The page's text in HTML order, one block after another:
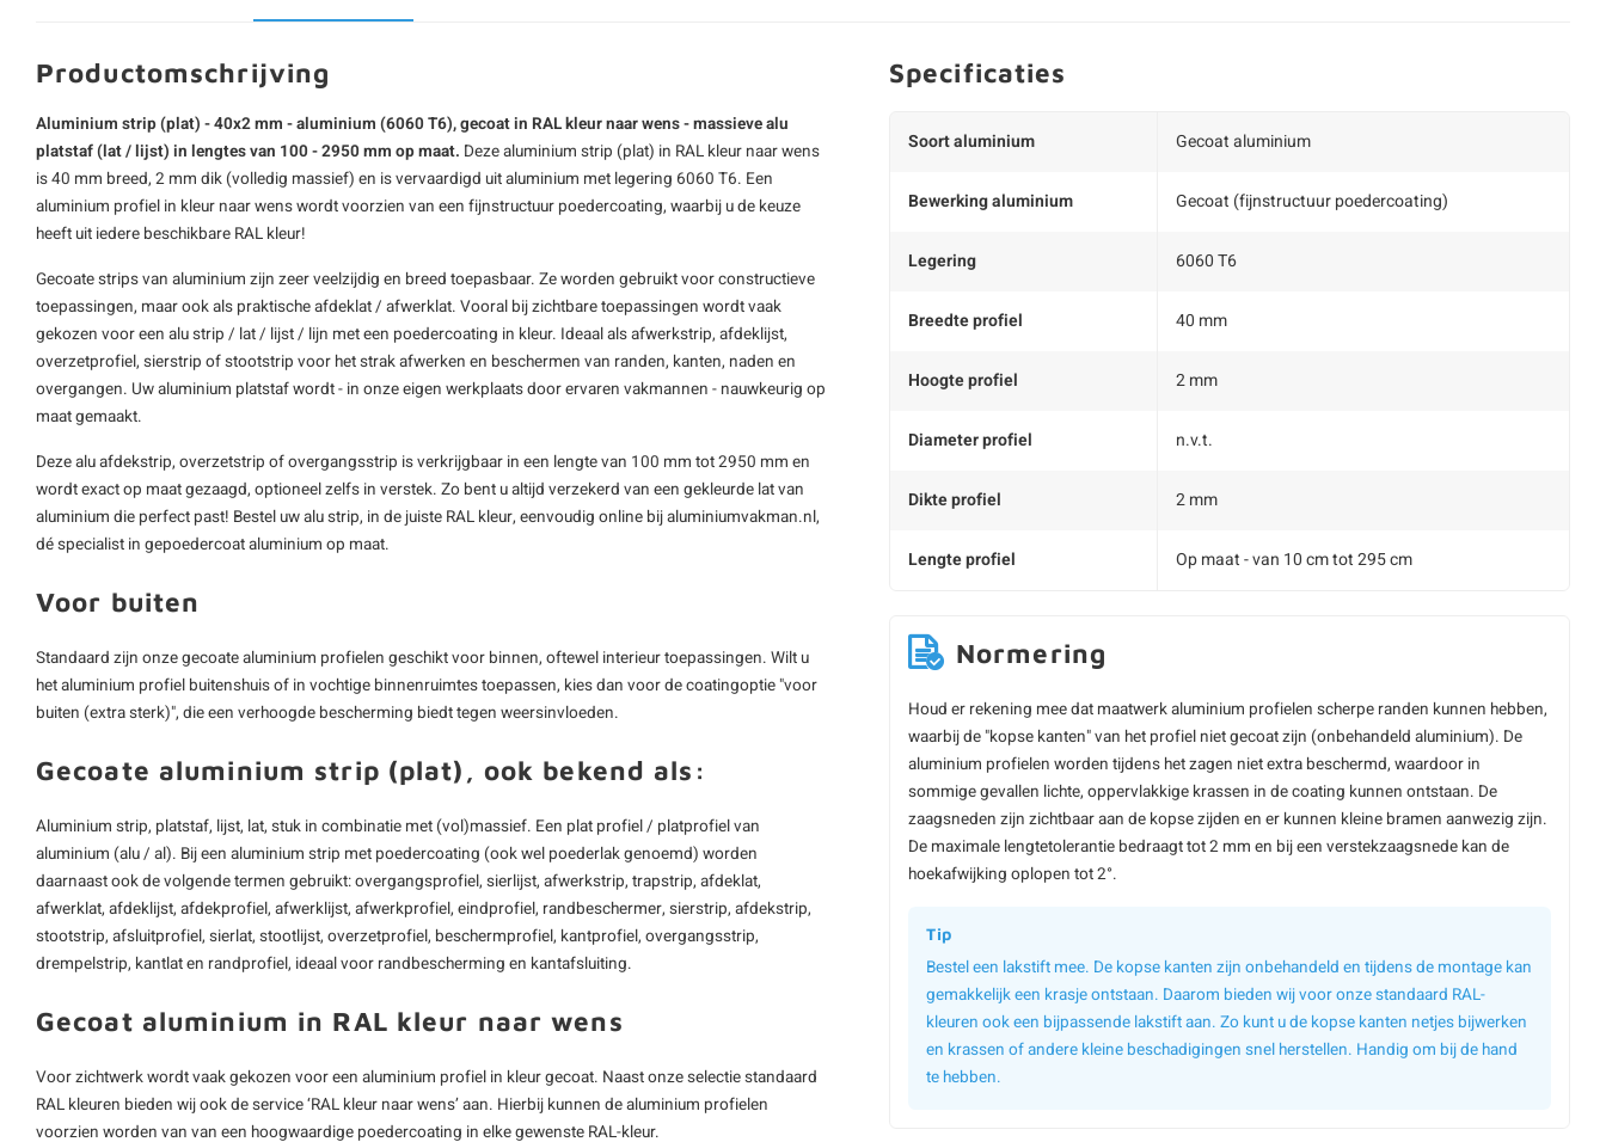
Productomschrijving
Aluminium strip (plat) - 40x2 mm - aluminium (6060 T6), gecoat in RAL kleur naar wens - massieve alu
platstaf (lat / lijst) in lengtes van 100 - 2950 mm op maat. Deze aluminium strip (plat) in RAL kleur naar wens
is 40 mm breed, 2 mm dik (volledig massief) en is vervaardigd uit aluminium met legering 6060 T6. Een
aluminium profiel in kleur naar wens wordt voorzien van een fijnstructuur poedercoating, waarbij u de keuze
heeft uit iedere beschikbare RAL kleur!
Gecoate strips van aluminium zijn zeer veelzijdig en breed toepasbaar. Ze worden gebruikt voor constructieve
toepassingen, maar ook als praktische afdeklat / afwerklat. Vooral bij zichtbare toepassingen wordt vaak
gekozen voor een alu strip / lat / lijst / lijn met een poedercoating in kleur. Ideaal als afwerkstrip, afdeklijst,
overzetprofiel, sierstrip of stootstrip voor het strak afwerken en beschermen van randen, kanten, naden en
overgangen. Uw aluminium platstaf wordt - in onze eigen werkplaats door ervaren vakmannen - nauwkeurig op
maat gemaakt.
Deze alu afdekstrip, overzetstrip of overgangsstrip is verkrijgbaar in een lengte van 100 mm tot 2950 mm en
wordt exact op maat gezaagd, optioneel zelfs in verstek. Zo bent u altijd verzekerd van een gekleurde lat van
aluminium die perfect past! Bestel uw alu strip, in de juiste RAL kleur, eenvoudig online bij aluminiumvakman.nl,
dé specialist in gepoedercoataluminium op maat.
Voor buiten
Standaard zijn onze gecoate aluminium profielen geschikt voor binnen, oftewel interieur toepassingen. Wilt u
het aluminium profiel buitenshuis of in vochtige binnenruimtes toepassen, kies dan voor de coatingoptie "voor
buiten (extra sterk)", die een verhoogde bescherming biedt tegen weersinvloeden.
Gecoate aluminium strip (plat), ook bekend als:
Aluminium strip, platstaf, lijst, lat, stuk in combinatie met (vol)massief. Een plat profiel / platprofiel van
aluminium (alu / al). Bij een aluminium strip met poedercoating (ook wel poederlak genoemd) worden
daarnaast ook de volgende termen gebruikt: overgangsprofiel, sierlijst, afwerkstrip, trapstrip, afdeklat,
afwerklat, afdeklijst, afdekprofiel, afwerklijst, afwerkprofiel, eindprofiel, randbeschermer, sierstrip, afdekstrip,
stootstrip, afsluitprofiel, sierlat, stootlijst, overzetprofiel, beschermprofiel, kantprofiel, overgangsstrip,
drempelstrip, kantlat en randprofiel, ideaal voor randbescherming en kantafsluiting.
Gecoat aluminium in RAL kleur naar wens
Voor zichtwerk wordt vaak gekozen voor een aluminium profiel in kleur gecoat. Naast onze selectie standaard
RAL kleuren bieden wij ook de service ‘RAL kleur naar wens’ aan. Hierbij kunnen de aluminium profielen
voorzien worden van van een hoogwaardige poedercoating in elke gewenste RAL-kleur.
Specificaties
Soort aluminium Gecoat aluminium
Bewerking aluminium Gecoat (fijnstructuur poedercoating)
Legering 6060 T6
Breedte profiel 40 mm
Hoogte profiel 2 mm
Diameter profiel n.v.t.
Dikte profiel 2 mm
Lengte profiel Op maat - van 10 cm tot 295 cm
Normering
Houd er rekening mee dat maatwerk aluminium profielen scherpe randen kunnen hebben,
waarbij de "kopse kanten" van het profiel niet gecoat zijn (onbehandeld aluminium). De
aluminium profielen worden tijdens het zagen niet extra beschermd, waardoor in
sommige gevallen lichte, oppervlakkige krassen in de coating kunnen ontstaan. De
zaagsneden zijn zichtbaar aan de kopse zijden en er kunnen kleine bramen aanwezig zijn.
De maximale lengtetolerantie bedraagt tot 2 mm en bij een verstekzaagsnede kan de
hoekafwijking oplopen tot 2°.
Tip
Bestel een lakstift mee. De kopse kanten zijn onbehandeld en tijdens de montage kan
gemakkelijk een krasje ontstaan. Daarom bieden wij voor onze standaard RAL-
kleuren ook een bijpassende lakstift aan. Zo kunt u de kopse kanten netjes bijwerken
en krassen of andere kleine beschadigingen snel herstellen. Handig om bij de hand
te hebben.